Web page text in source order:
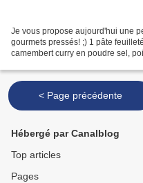
Je vous propose aujourd'hui une
gourmets pressés! ;) 1 pâte
camembert curry en poudre sel,
< Page précédente
Hébergé par Canalblog
Top articles
Pages